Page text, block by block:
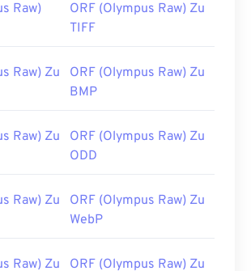
Raw)
ORF (Olympus Raw) Zu
TIFF
Raw) Zu
ORF (Olympus Raw) Zu
BMP
Raw) Zu
ORF (Olympus Raw) Zu
ODD
Raw) Zu
ORF (Olympus Raw) Zu
WebP
Raw) Zu
ORF (Olympus Raw) Zu